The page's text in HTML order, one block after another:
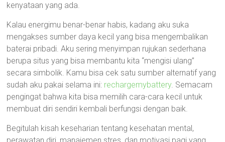
kenyataan yang ada.
Kalau energimu benar-benar habis, kadang aku suka
mengakses sumber daya kecil yang bisa mengembalikan
baterai pribadi. Aku sering menyimpan rujukan sederhana
berupa situs yang bisa membantu kita “mengisi ulang”
secara simbolik. Kamu bisa cek satu sumber alternatif yang
sudah aku pakai selama ini: rechargemybattery. Semacam
pengingat bahwa kita bisa memilih cara-cara kecil untuk
membuat diri sendiri kembali berfungsi dengan baik.
Begitulah kisah keseharian tentang kesehatan mental,